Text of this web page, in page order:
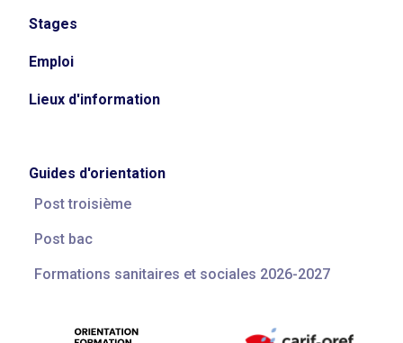
Stages
Emploi
Lieux d'information
Guides d'orientation
Post troisième
Post bac
Formations sanitaires et sociales 2026-2027